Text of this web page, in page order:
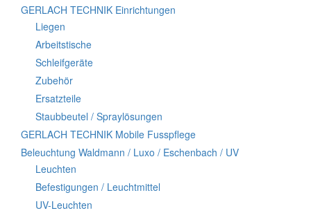
GERLACH TECHNIK Einrichtungen
Liegen
Arbeitstische
Schleifgeräte
Zubehör
Ersatzteile
Staubbeutel / Spraylösungen
GERLACH TECHNIK Mobile Fusspflege
Beleuchtung Waldmann / Luxo / Eschenbach / UV
Leuchten
Befestigungen / Leuchtmittel
UV-Leuchten